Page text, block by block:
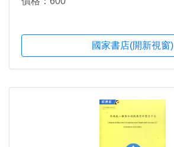
國家書店(開新視窗)